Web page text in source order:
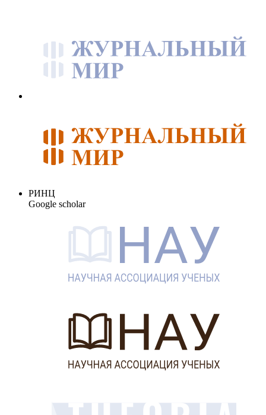
РИНЦ
Google scholar